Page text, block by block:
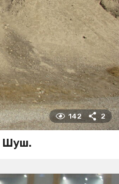
142 2
Шуш.